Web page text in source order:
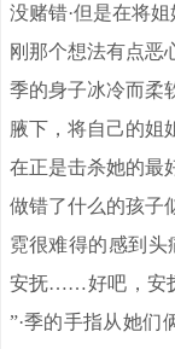
没赌错·但是在将
刚那个想法有点恶
季的身子冰冷而柔
腋下，将自己的姐
在正是击杀她的最
做错了什么的孩子
霓很难得的感到头
安抚……好吧，安
”·季的手指从她们